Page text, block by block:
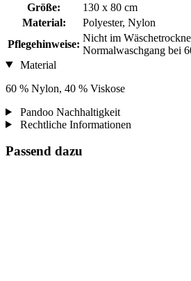
Größe:
130 x 80 cm
Material:
Polyester, Nylon
Pflegehinweise:
Nicht im
Normalwaschgang bei
Material
60 % Nylon, 40 % Viskose
Pandoo Nachhaltigkeit
Rechtliche Informationen
Passend dazu